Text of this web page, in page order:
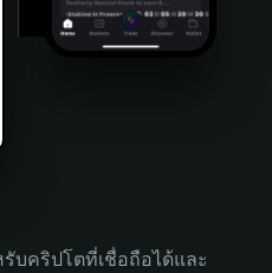
บคริปโตที่เชื่อถือได้และ